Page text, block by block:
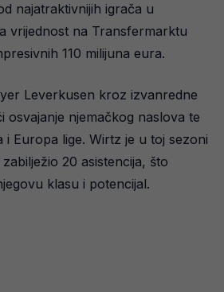
najatraktivnijih igrača u
vrijednost na Transfermarktu
110 milijuna eura.
Leverkusen kroz izvanredne
osvajanje njemačkog naslova te
i Europa lige. Wirtz je u toj sezoni
20 asistencija, što
klasu i potencijal.